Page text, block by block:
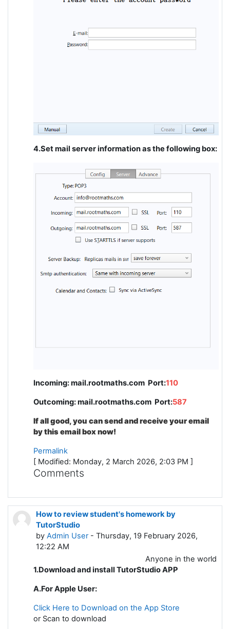
4.Set mail server information as the following box:
Incoming: mail.rootmaths.com Port:110
Outcoming: mail.rootmaths.com Port:587
If all good, you can send and receive your email
by this email box now!
Permalink
[ Modified: Monday, 2 March 2026, 2:03 PM ]
Comments
How to review student's homework by
TutorStudio
by Admin User- Thursday, 19 February 2026,
12:22 AM
Anyone in the world
1.Download and install TutorStudio APP
A.For Apple User:
Click Here to Download on the App Store
or Scan to download